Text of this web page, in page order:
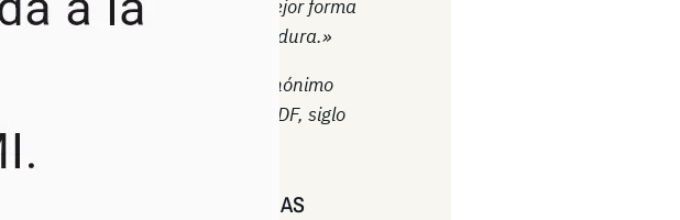
los dientes es la mejor forma
de mantener la cordura.»
~ Atribuida a un anónimo
lector del Diario ASDF, siglo
ENTRADAS DESTACADAS